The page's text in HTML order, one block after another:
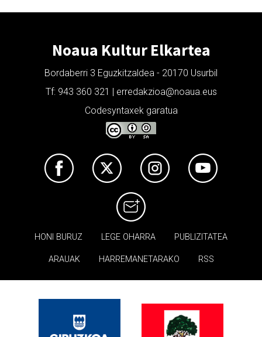
Noaua Kultur Elkartea
Bordaberri 3 Eguzkitzaldea - 20170 Usurbil
Tf: 943 360 321 | erredakzioa@noaua.eus
Codesyntaxek garatua
HONI BURUZ LEGE OHARRA PUBLIZITATEA
ARAUAK HARREMANETARAKO RSS